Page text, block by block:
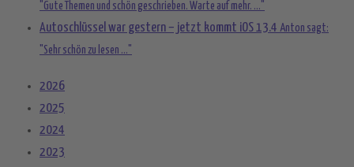
"Gute Themen und schön geschrieben. Warte auf mehr. ..."
Autoschlüssel war gestern – jetzt kommt iOS 13.4 Anton sagt:
"Sehr schön zu lesen ..."
2026
2025
2024
2023